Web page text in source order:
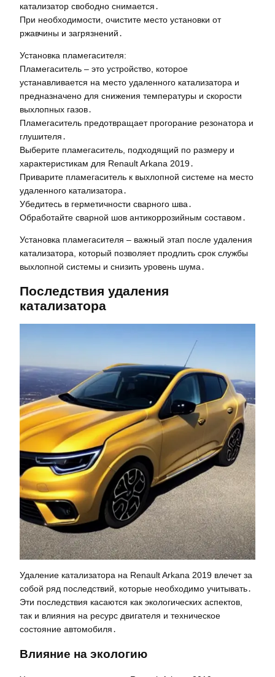
катализатор свободно снимается․
При необходимости, очистите место установки от
ржавчины и загрязнений․
Установка пламегасителя:
Пламегаситель – это устройство, которое
устанавливается на место удаленного катализатора и
предназначено для снижения температуры и скорости
выхлопных газов․
Пламегаситель предотвращает прогорание резонатора и
глушителя․
Выберите пламегаситель, подходящий по размеру и
характеристикам для Renault Arkana 2019․
Приварите пламегаситель к выхлопной системе на место
удаленного катализатора․
Убедитесь в герметичности сварного шва․
Обработайте сварной шов антикоррозийным составом․
Установка пламегасителя – важный этап после удаления
катализатора, который позволяет продлить срок службы
выхлопной системы и снизить уровень шума․
Последствия удаления
катализатора
Удаление катализатора на Renault Arkana 2019 влечет за
собой ряд последствий, которые необходимо учитывать․
Эти последствия касаются как экологических аспектов,
так и влияния на ресурс двигателя и техническое
состояние автомобиля․
Влияние на экологию